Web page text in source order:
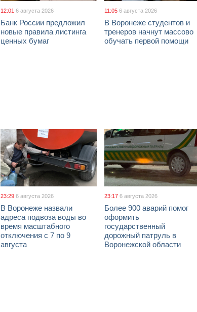
12:01 6 августа 2026
Банк России предложил
новые правила листинга
ценных бумаг
11:05 6 августа 2026
В Воронеже студентов и
тренеров начнут массово
обучать первой помощи
23:29 6 августа 2026
В Воронеже назвали
адреса подвоза воды во
время масштабного
отключения с 7 по 9
августа
23:17 6 августа 2026
Более 900 аварий помог
оформить
государственный
дорожный патруль в
Воронежской области